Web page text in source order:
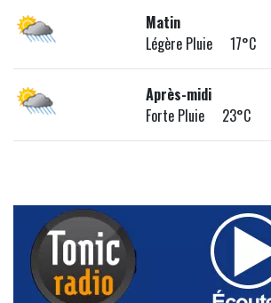
Matin
Légère Pluie 17°C
Après-midi
Forte Pluie 23°C